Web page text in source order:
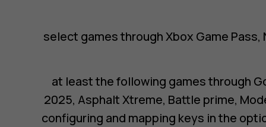
select games through Xbox Game Pass,
at least the following games through
2025, Asphalt Xtreme, Battle prime,
configuring and mapping keys in the